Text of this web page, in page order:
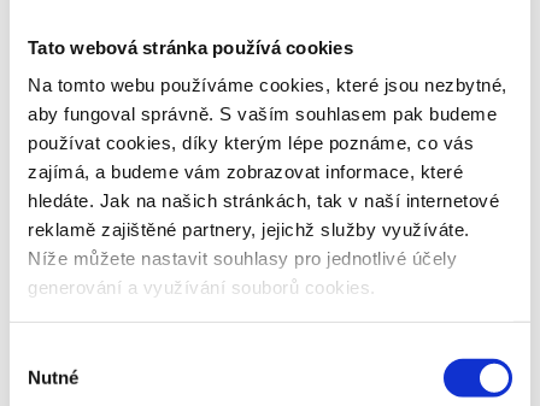
Tato webová stránka používá cookies
Na tomto webu používáme cookies, které jsou nezbytné,
aby fungoval správně. S vaším souhlasem pak budeme
používat cookies, díky kterým lépe poznáme, co vás
zajímá, a budeme vám zobrazovat informace, které
hledáte. Jak na našich stránkách, tak v naší internetové
reklamě zajištěné partnery, jejichž služby využíváte.
Níže můžete nastavit souhlasy pro jednotlivé účely
generování a využívání souborů cookies.
souhlasu
Nutné